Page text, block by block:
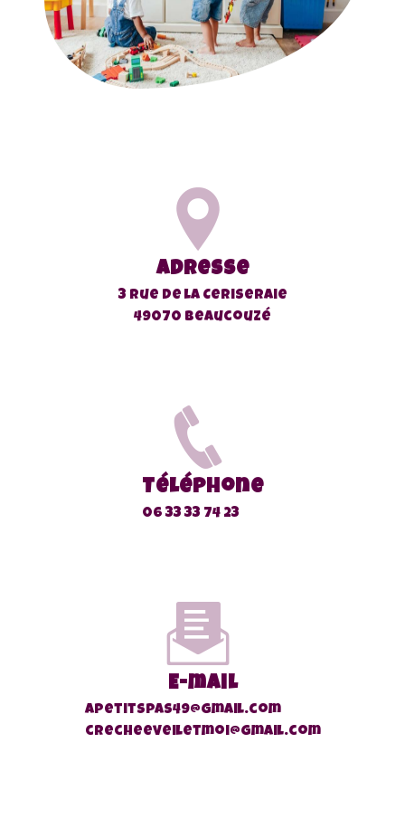
Adresse
3 rue de la Ceriseraie
49070 Beaucouzé
Téléphone
06 33 33 74 23
E-mail
apetitspas49@gmail.com
crecheeveiletmoi@gmail.com